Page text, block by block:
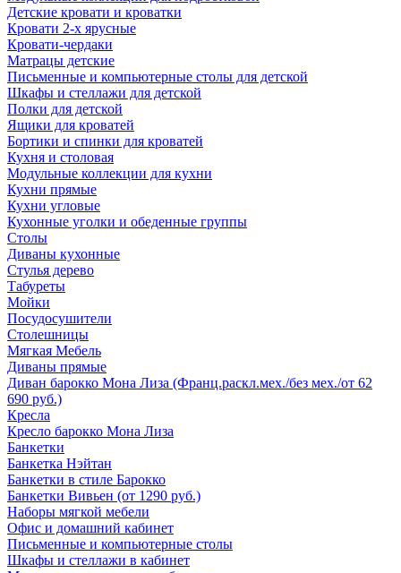
Детские кровати и кроватки
Кровати 2-х ярусные
Кровати-чердаки
Матрацы детские
Письменные и компьютерные столы для детской
Шкафы и стеллажи для детской
Полки для детской
Ящики для кроватей
Бортики и спинки для кроватей
Кухня и столовая
Модульные коллекции для кухни
Кухни прямые
Кухни угловые
Кухонные уголки и обеденные группы
Столы
Диваны кухонные
Стулья дерево
Табуреты
Мойки
Посудосушители
Столешницы
Мягкая Мебель
Диваны прямые
Диван барокко Мона Лиза (Франц.раскл.мех./без мех./от 62
690 руб.)
Кресла
Кресло барокко Мона Лиза
Банкетки
Банкетка Нэйтан
Банкетки в стиле Барокко
Банкетки Вивьен (от 1290 руб.)
Наборы мягкой мебели
Офис и домашний кабинет
Письменные и компьютерные столы
Шкафы и стеллажи в кабинет